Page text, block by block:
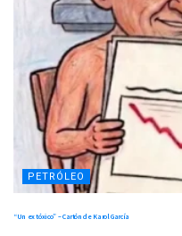
PETRÓLEO
“Un ex tóxico” – Cartón de Karol García